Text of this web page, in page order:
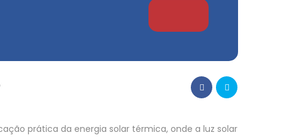
prática da energia solar térmica, onde a luz solar